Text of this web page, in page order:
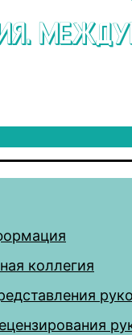
коллегия